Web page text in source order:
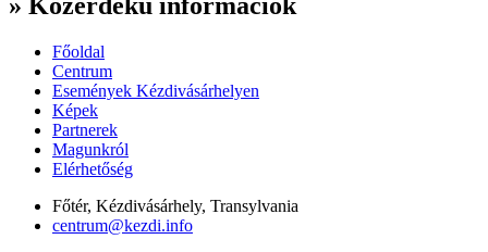
» Közérdekű információk
Főoldal
Centrum
Események Kézdivásárhelyen
Képek
Partnerek
Magunkról
Elérhetőség
Főtér, Kézdivásárhely, Transylvania
centrum@kezdi.info